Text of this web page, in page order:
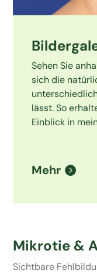
Sehen Sie
sich die
lässt. So
Einblick in
Mehr
Mikrotie &
Sichtbare